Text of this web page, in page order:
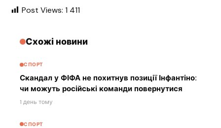
Post Views: 1 411
Схожі новини
СПОРТ
Скандал у ФІФА не похитнув позиції Інфантіно:
чи можуть російські команди повернутися
1 день тому
СПОРТ